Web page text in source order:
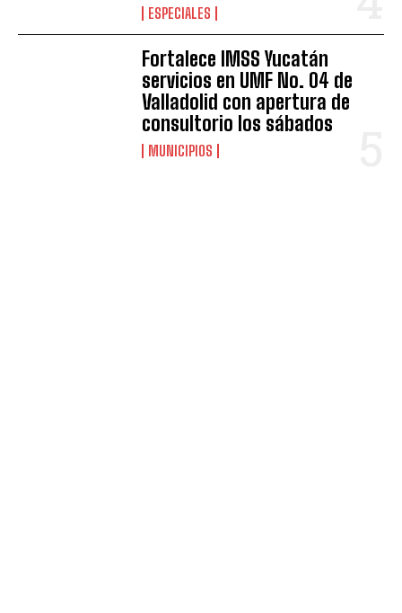
ESPECIALES
Fortalece IMSS Yucatán
servicios en UMF No. 04 de
Valladolid con apertura de
consultorio los sábados
MUNICIPIOS